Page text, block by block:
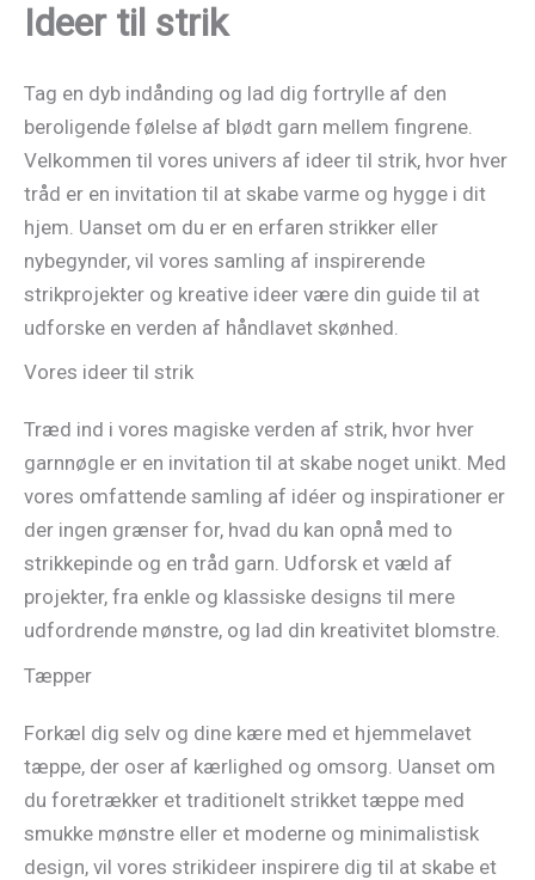
indholdet
Ideer til strik
Tag en dyb indånding og lad dig fortrylle af den
beroligende følelse af blødt garn mellem fingrene.
Velkommen til vores univers af ideer til strik, hvor hver
tråd er en invitation til at skabe varme og hygge i dit
hjem. Uanset om du er en erfaren strikker eller
nybegynder, vil vores samling af inspirerende
strikprojekter og kreative ideer være din guide til at
udforske en verden af håndlavet skønhed.
Vores ideer til strik
Træd ind i vores magiske verden af strik, hvor hver
garnnøgle er en invitation til at skabe noget unikt. Med
vores omfattende samling af idéer og inspirationer er
der ingen grænser for, hvad du kan opnå med to
strikkepinde og en tråd garn. Udforsk et væld af
projekter, fra enkle og klassiske designs til mere
udfordrende mønstre, og lad din kreativitet blomstre.
Tæpper
Forkæl dig selv og dine kære med et hjemmelavet
tæppe, der oser af kærlighed og omsorg. Uanset om
du foretrækker et traditionelt strikket tæppe med
smukke mønstre eller et moderne og minimalistisk
design, vil vores strikideer inspirere dig til at skabe et